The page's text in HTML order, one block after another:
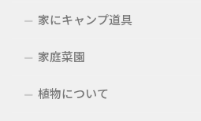
家にキャンプ道具
家庭菜園
植物について